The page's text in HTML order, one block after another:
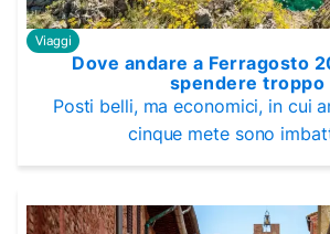
Viaggi
Dove andare a Ferragosto
spendere troppo
Posti belli, ma economici, in cui
cinque mete sono